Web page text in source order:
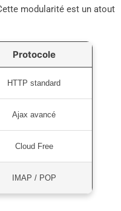
modularité est un atout
Protocole
HTTP standard
Ajax avancé
Cloud Free
IMAP / POP